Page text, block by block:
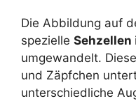
Die Abbildung auf
spezielle Sehzellen
umgewandelt.
und Zäpfchen
unterschiedliche